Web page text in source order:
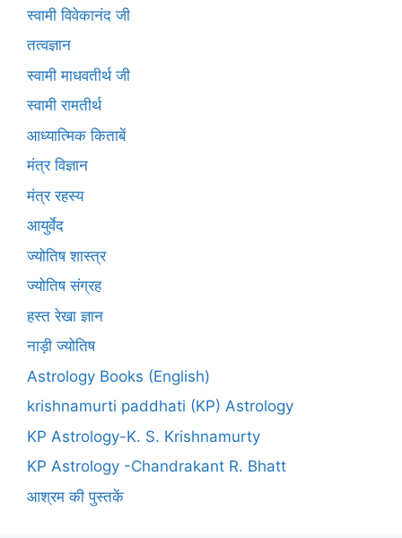
स्वामी विवेकानंद जी
तत्वज्ञान
स्वामी माधवतीर्थ जी
स्वामी रामतीर्थ
आध्यात्मिक किताबें
मंत्र विज्ञान
मंत्र रहस्य
आयुर्वेद
ज्योतिष शास्त्र
ज्योतिष संग्रह
हस्त रेखा ज्ञान
नाड़ी ज्योतिष
Astrology Books (English)
krishnamurti paddhati (KP) Astrology
KP Astrology-K. S. Krishnamurty
KP Astrology -Chandrakant R. Bhatt
आश्रम की पुस्तकें